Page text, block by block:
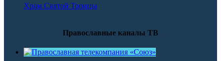
Храм Святой Троицы
Православные каналы ТВ